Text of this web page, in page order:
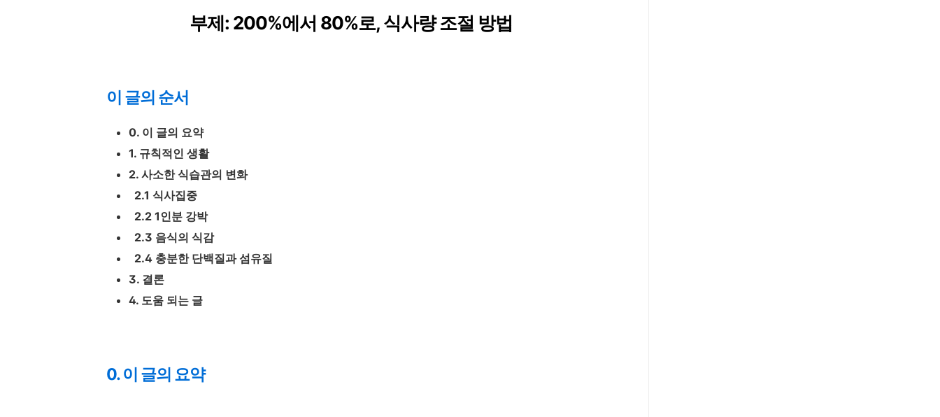
부제: 200%에서 80%로, 식사량 조절 방법
이 글의 순서
0. 이 글의 요약
1. 규칙적인 생활
2. 사소한 식습관의 변화
2.1 식사집중
2.2 1인분 강박
2.3 음식의 식감
2.4 충분한 단백질과 섬유질
3. 결론
4. 도움 되는 글
0. 이 글의 요약